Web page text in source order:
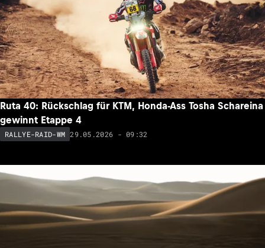
Ruta 40: Rückschlag für KTM, Honda-Ass Tosha Schareina
gewinnt Etappe 4
RALLYE-RAID-WM 29.05.2026 - 09:32